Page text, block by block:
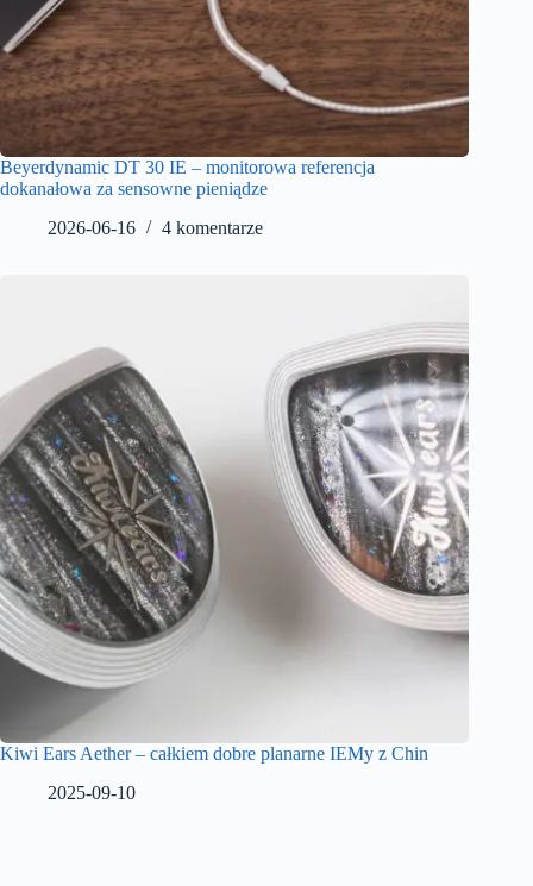
Beyerdynamic DT 30 IE – monitorowa referencja
dokanałowa za sensowne pieniądze
2026-06-16
4 komentarze
Kiwi Ears Aether – całkiem dobre planarne IEMy z Chin
2025-09-10